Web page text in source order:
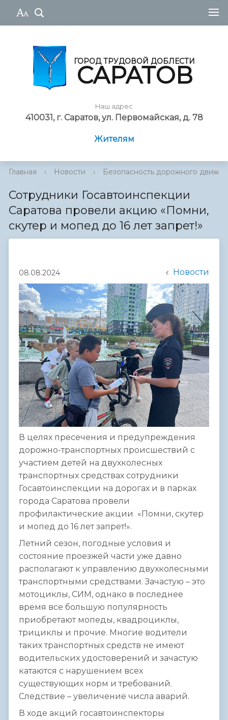
ГОРОД ТРУДОВОЙ ДОБЛЕСТИ
САРАТОВ
Наш адрес
410031, г. Саратов, ул. Первомайская, д. 78
Жителям
Главная › Новости › Безопасность дорожного
Сотрудники Госавтоинспекции
Саратова провели акцию «Помни,
скутер и мопед до 16 лет запрет!»
08.08.2024 Новости
В целях пресечения и предупреждения
дорожно-транспортных происшествий с
участием детей на двухколесных
транспортных средствах сотрудники
Госавтоинспекции на дорогах и в парках
города Саратова провели
профилактические акции «Помни, скутер
и мопед до 16 лет запрет!».
Летний сезон, погодные условия и
состояние проезжей части уже давно
располагают к управлению двухколесными
транспортными средствами. Зачастую – это
мотоциклы, СИМ, однако в последнее
время все большую популярность
приобретают мопеды, квадроциклы,
трициклы и прочие. Многие водители
таких транспортных средств не имеют
водительских удостоверений и зачастую
катаются с нарушением всех
существующих норм и требований.
Следствие – увеличение числа аварий.
В ходе акций госавтоинспекторы